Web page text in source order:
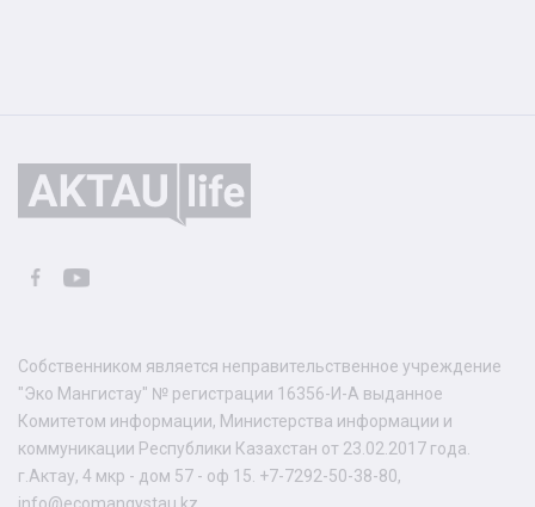
Собственником является неправительственное учреждение
"Эко Мангистау" № регистрации 16356-И-А выданное
Комитетом информации, Министерства информации и
коммуникации Республики Казахстан от 23.02.2017 года.
г.Актау, 4 мкр - дом 57 - оф 15. +7-7292-50-38-80,
info@ecomangystau.kz